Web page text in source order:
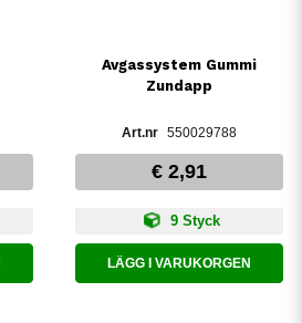
Avgassystem Gummi
Zundapp
550029788
€ 2,91
9 Styck
LÄGG I VARUKORGEN